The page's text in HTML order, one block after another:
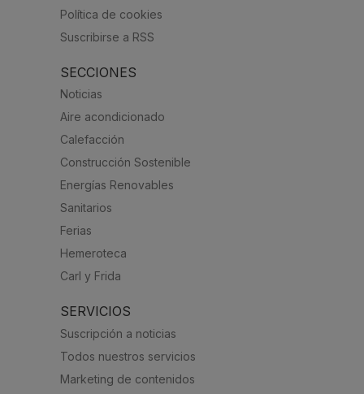
Política de cookies
Suscribirse a RSS
SECCIONES
Noticias
Aire acondicionado
Calefacción
Construcción Sostenible
Energías Renovables
Sanitarios
Ferias
Hemeroteca
Carl y Frida
SERVICIOS
Suscripción a noticias
Todos nuestros servicios
Marketing de contenidos